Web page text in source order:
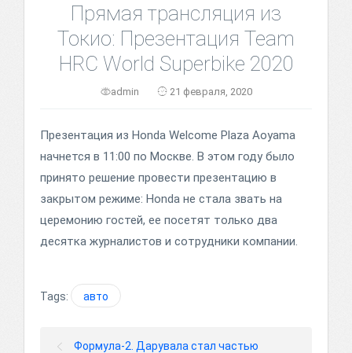
Прямая трансляция из
Токио: Презентация Team
HRC World Superbike 2020
admin 21 февраля, 2020
Презентация из Honda Welcome Plaza Aoyama
начнется в 11:00 по Москве. В этом году было
принято решение провести презентацию в
закрытом режиме: Honda не стала звать на
церемонию гостей, ее посетят только два
десятка журналистов и сотрудники компании.
Tags: авто
Формула-2. Дарувала стал частью